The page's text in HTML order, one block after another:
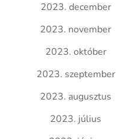
2023. december
2023. november
2023. október
2023. szeptember
2023. augusztus
2023. július